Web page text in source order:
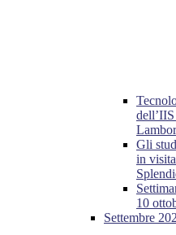
Gli
in
10
Settembre